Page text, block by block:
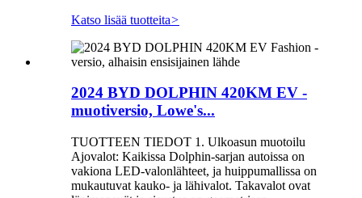
Katso lisää tuotteita>
2024 BYD DOLPHIN 420KM EV -
muotiversio, Lowe's...
TUOTTEEN TIEDOT 1. Ulkoasun muotoilu
Ajovalot: Kaikissa Dolphin-sarjan autoissa on
vakiona LED-valonlähteet, ja huippumallissa on
mukautuvat kauko- ja lähivalot. Takavalot ovat